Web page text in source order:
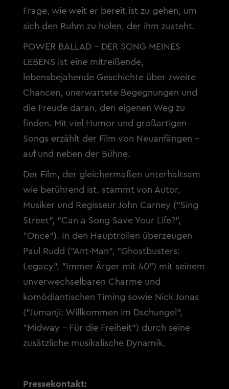
Frage, wie weit er bereit ist zu gehen, um
sich den Ruhm zu holen, der ihm zusteht.
POWER BALLAD - DER SONG MEINES
LEBENS ist eine mitreißende,
lebensbejahende Geschichte über zweite
Chancen, unerwartete Begegnungen und
die Freude daran, den eigenen Weg zu
finden. Mit viel Humor und großartigen
Songs erzählt der Film von Neuanfängen -
auf und neben der Bühne.
Der Film, der gleichermaßen unterhaltsam
wie berührend ist, stammt von Autor,
Musiker und Regisseur John Carney ("Sing
Street", "Can a Song Save Your Life?",
"Once"). In den Hauptrollen überzeugen
Paul Rudd ("Ant-Man", "Ghostbusters:
Legacy", "Immer Ärger mit 40") mit seinem
unverwechselbaren Charme und
komödiantischen Timing sowie Nick Jonas
("Jumanji: Willkommen im Dschungel",
"Midway - Für die Freiheit") durch seine
zusätzliche musikalische Dynamik.
Pressekontakt: